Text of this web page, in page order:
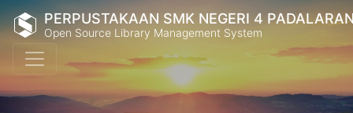
PERPUSTAKAAN SMK NEGERI 4
Open Source Library Management System